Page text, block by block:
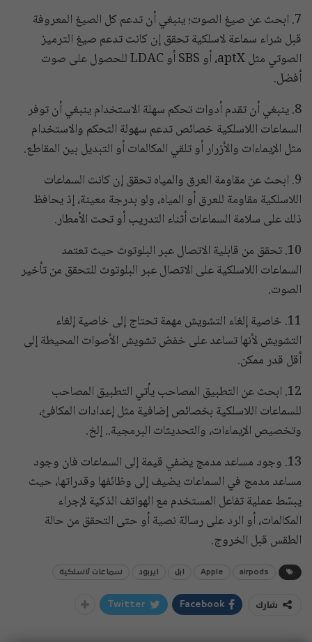
7. ابحث عن صيغ الصوت؛ ينبغي أن تدعم كل الصيغ المعروفة
قبل شراء سماعة لاسلكية تحقق إن كانت تدعم صيغ الترميز
الصوتي مثل aptX، أو SBS أو LDAC للحصول على صوت
أفضل.
​8. ينبغي أن تقدم أدوات تحكم سهلة الاستخدام ينبغي أن توفر
السماعات اللاسلكية خصائص تدعم سهولة التحكم والاستخدام
مثل الإيماءات والأزرار أو تلقي المكالمات أو التبديل بين المقاطع.
​9. ابحث عن مقاومة العرق والمياه تحقق إن كانت السماعات
اللاسلكية مقاومة للعرق أو المياه، ولو بدرجة معينة، إذ يحافظ
ذلك على سلامة السماعات أثناء التدريب أو تحت الأمطار.
10. تحقق من قابلية الاتصال عبر البلوتوث حيث تعتمد
السماعات اللاسلكية على الاتصال عبر البلوتوث للتحقق من تأخير
الصوت.
​11. خاصية إلغاء التشويش مهمة تحتاج إلى خاصية إلغاء
التشويش لأنها تساعد على خفض تشويش الأصوات المحيطة إلى
أقل قدر ممكن.
​12. ابحث عن التطبيق المصاحب يأتي التطبيق المصاحب
للسماعات اللاسلكية بخصائص إضافية مثل إعدادات المكافئ،
وتخصيص الإيماءات، والتحديثات البرمجية.. إلخ.
​13. وجود مساعد مدمج يضفي قيمة إلى السماعات فان وجود
مساعد مدمج في السماعات يضيف إلى وظائفها وقدراتها، حيث
يبسّط عملية تفاعل المستخدم مع الهواتف الذكية لإجراء
المكالمات، أو الرد على رسالة نصية أو حتى التحقق من حالة
الطقس قبل الخروج.
airpods
Apple ابل ايربود سماعات لاسلكية
شارك Facebook
Twitter